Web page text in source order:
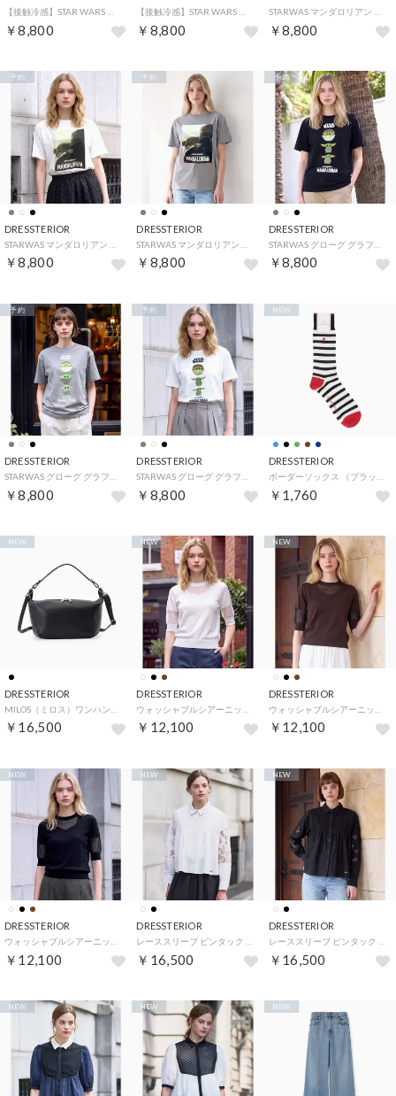
￥8,800 ￥8,800 ￥8,800
DRESSTERIOR
￥8,800
予約
DRESSTERIOR
￥8,800
予約
DRESSTERIOR
￥8,800
予約
DRESSTERIOR
￥8,800
予約
DRESSTERIOR
￥8,800
予約
DRESSTERIOR
￥1,760
NEW
DRESSTERIOR
￥16,500
NEW
DRESSTERIOR
￥12,100
NEW
DRESSTERIOR
￥12,100
NEW
DRESSTERIOR
￥12,100
NEW
DRESSTERIOR
￥16,500
NEW
DRESSTERIOR
￥16,500
NEW
NEW NEW NEW